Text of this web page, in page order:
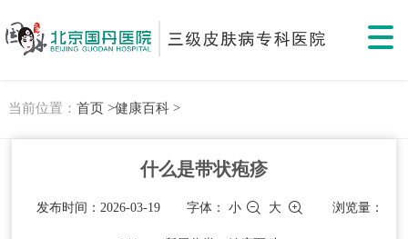
当前位置： 首页 >健康百科 >
什么是带状疱疹
发布时间：2026-03-19 字体：小 大 浏览量：